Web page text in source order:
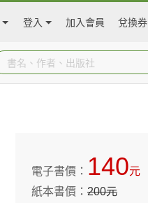
登入 加入會員 兌換券
電子書價： 140元
紙本書價：200元